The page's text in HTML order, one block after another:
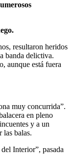
resultaron heridos
banda delictiva.
aunque está fuera
muy concurrida”.
en pleno
y a un
las balas.
Interior”, pasada